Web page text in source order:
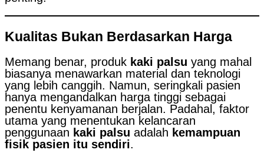
Kualitas Bukan Berdasarkan Harga
Memang benar, produk kaki palsu yang mahal
biasanya menawarkan material dan teknologi
yang lebih canggih. Namun, seringkali pasien
hanya mengandalkan harga tinggi sebagai
penentu kenyamanan berjalan. Padahal, faktor
utama yang menentukan kelancaran
penggunaan kaki palsu adalah kemampuan
fisik pasien itu sendiri.